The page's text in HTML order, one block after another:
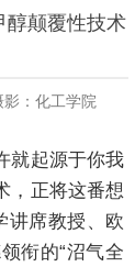
醇颠覆性技术
影：化工学院
就起源于你我
，正将这番想
席教授、欧
衔的“沼气全